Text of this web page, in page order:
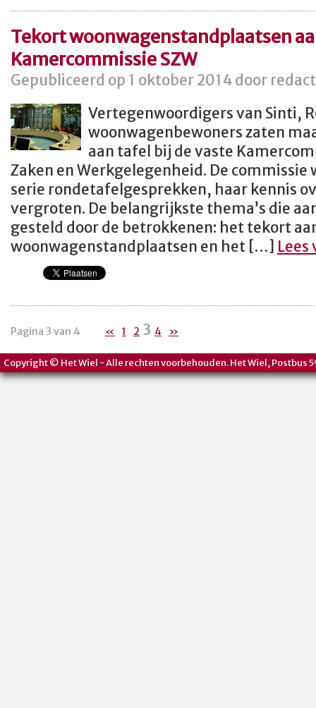
Tekort woonwagenstandplaatsen
Kamercommissie SZW
Gepubliceerd op 1 oktober 2014 door
Vertegenwoordigers van Sinti,
woonwagenbewoners zaten
aan tafel bij de vaste
Zaken en Werkgelegenheid. De
serie rondetafelgesprekken, haar kennis
vergroten. De belangrijkste thema’s die
gesteld door de betrokkenen: het tekort
woonwagenstandplaatsen en het […]
Pagina 3 van 4 « 1 2 3 4 »
Copyright © Het Wiel - Alle rechten voorbehouden. Het Wiel, Postbus